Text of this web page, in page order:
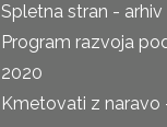
Spletna stran - arhiv
Program razvoja
2020
Kmetovati z naravo